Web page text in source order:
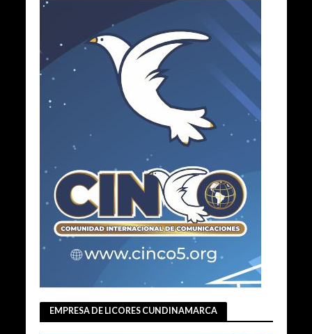
EMPRESA DE LICORES CUNDINAMARCA